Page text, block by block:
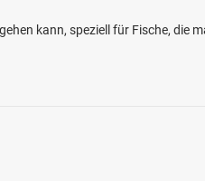
kann, speziell für Fische, die